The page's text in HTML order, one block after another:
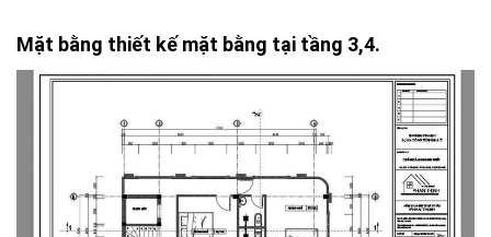
Mặt bằng thiết kế mặt bằng tại tầng 3,4.